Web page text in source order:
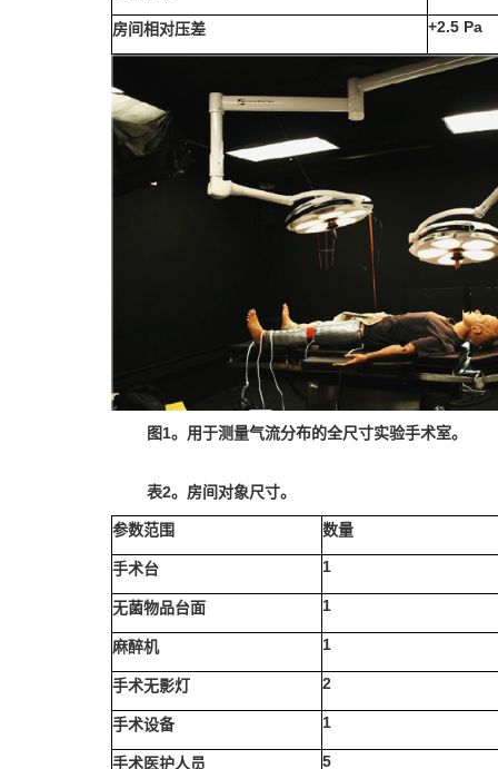
房间相对压差 +2.5 Pa
图1。用于测量气流分布的全尺寸实验手术室。
表2。房间对象尺寸。
参数范围 数量
手术台 1
无菌物品台面 1
麻醉机 1
手术无影灯 2
手术设备 1
手术医护人员 5